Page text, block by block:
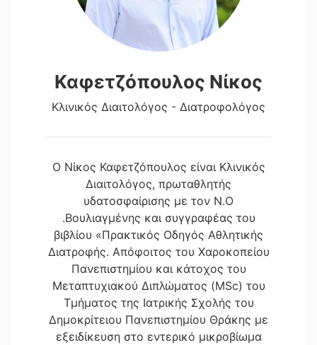
Καφετζόπουλος Νίκος
Κλινικός Διαιτολόγος - Διατροφολόγος
Ο Νίκος Καφετζόπουλος είναι Κλινικός
Διαιτολόγος, πρωταθλητής
υδατοσφαίρισης με τον Ν.Ο
.Βουλιαγμένης και συγγραφέας του
βιβλίου «Πρακτικός Οδηγός Αθλητικής
Διατροφής. Απόφοιτος του Χαροκοπείου
Πανεπιστημίου και κάτοχος του
Μεταπτυχιακού Διπλώματος (MSc) του
Τμήματος της Ιατρικής Σχολής του
Δημοκρίτειου Πανεπιστημίου Θράκης με
εξειδίκευση στο εντερικό μικροβίωμα